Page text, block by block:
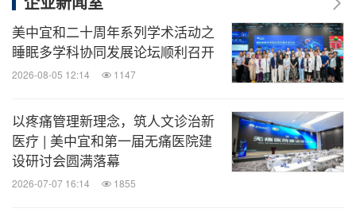
然，有效舒缓身心压力。同时，医院还配备了阳光休
闲厅、餐厅、儿童娱乐区、疗愈花园、室外庭院、专
业厨房等完善的生活设施，集诊疗、住院、康复、休
统，让患者在接受治疗的同时，也能享受到全方位的
生活关怀和人文关怀。
美中宜和二十周年系列学术活动之
睡眠多学科协同发展论坛顺利召开
2026-08-05 12:14 1147
以疼痛管理新理念，筑人文诊治新
医疗 | 美中宜和第一届无痛医院建
设研讨会圆满落幕
2026-07-07 16:14 1855